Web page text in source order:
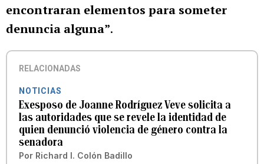
encontraran elementos para someter
denuncia alguna”.
RELACIONADAS
NOTICIAS
Exesposo de Joanne Rodríguez Veve solicita a
las autoridades que se revele la identidad de
quien denunció violencia de género contra la
senadora
Por Richard I. Colón Badillo